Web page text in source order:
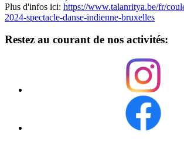
Plus d'infos ici: https://www.talanritya.be/fr/
2024-spectacle-danse-indienne-bruxelles
Restez au courant de nos activités: